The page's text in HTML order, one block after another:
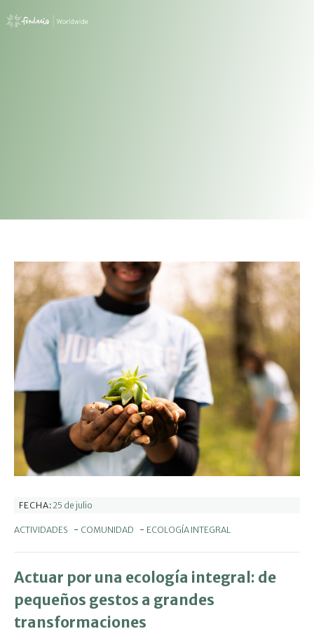
FECHA: 25 de julio
ACTIVIDADES - COMUNIDAD - ECOLOGÍA INTEGRAL
Actuar por una ecología integral: de
pequeños gestos a grandes
transformaciones